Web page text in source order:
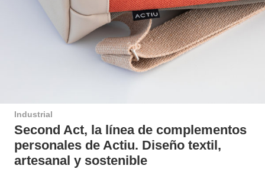
Industrial
Second Act, la línea de complementos
personales de Actiu. Diseño textil,
artesanal y sostenible